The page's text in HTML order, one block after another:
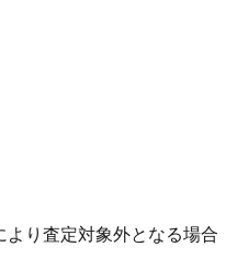
り査定対象外となる場合